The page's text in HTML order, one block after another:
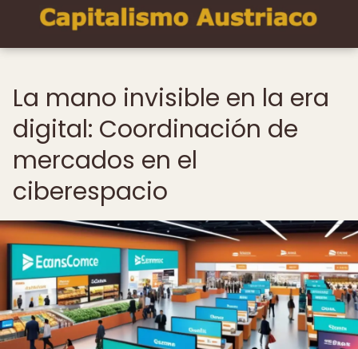
La mano invisible en la era
digital: Coordinación de
mercados en el
ciberespacio